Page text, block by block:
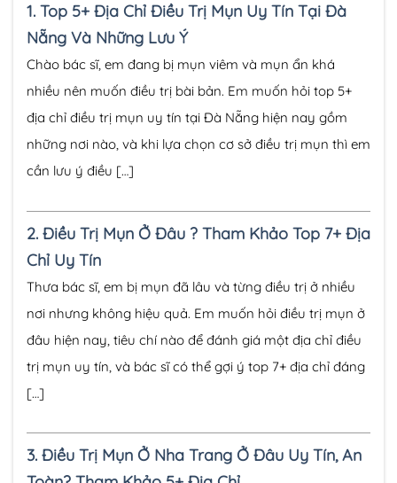
1. Top 5+ Địa Chỉ Điều Trị Mụn Uy Tín Tại Đà
Nẵng Và Những Lưu Ý
Chào bác sĩ, em đang bị mụn viêm và mụn ẩn khá
nhiều nên muốn điều trị bài bản. Em muốn hỏi top 5+
địa chỉ điều trị mụn uy tín tại Đà Nẵng hiện nay gồm
những nơi nào, và khi lựa chọn cơ sở điều trị mụn thì em
cần lưu ý điều […]
2. Điều Trị Mụn Ở Đâu ? Tham Khảo Top 7+ Địa
Chỉ Uy Tín
Thưa bác sĩ, em bị mụn đã lâu và từng điều trị ở nhiều
nơi nhưng không hiệu quả. Em muốn hỏi điều trị mụn ở
đâu hiện nay, tiêu chí nào để đánh giá một địa chỉ điều
trị mụn uy tín, và bác sĩ có thể gợi ý top 7+ địa chỉ đáng
[…]
3. Điều Trị Mụn Ở Nha Trang Ở Đâu Uy Tín, An